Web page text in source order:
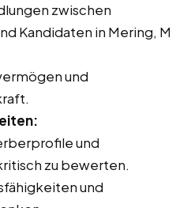
zwischen
Kandidaten in Mering, M
und
und
zu bewerten.
und